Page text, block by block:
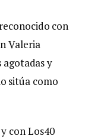
con
Valeria
y
sitúa como
con Los40